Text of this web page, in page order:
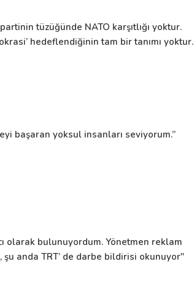
tüzüğünde NATO karşıtlığı yoktur.
hedeflendiğinin tam bir tanımı yoktur.
başaran yoksul insanları seviyorum.”
olarak bulunuyordum. Yönetmen reklam
anda TRT’ de darbe bildirisi okunuyor"